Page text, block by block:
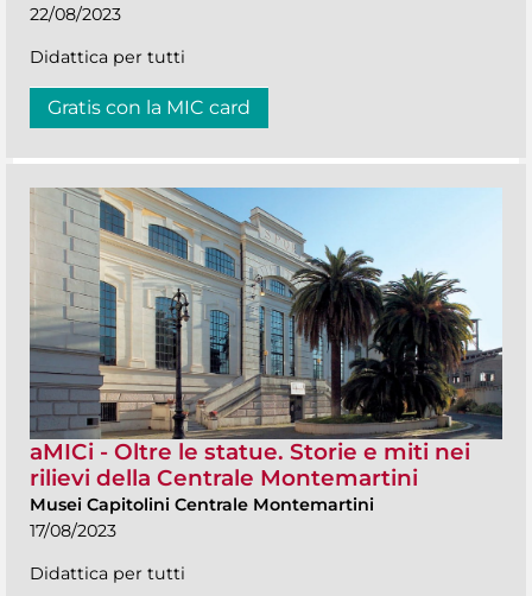
22/08/2023
Didattica per tutti
Gratis con la MIC card
aMICi - Oltre le statue. Storie e miti nei
rilievi della Centrale Montemartini
Musei Capitolini Centrale Montemartini
17/08/2023
Didattica per tutti